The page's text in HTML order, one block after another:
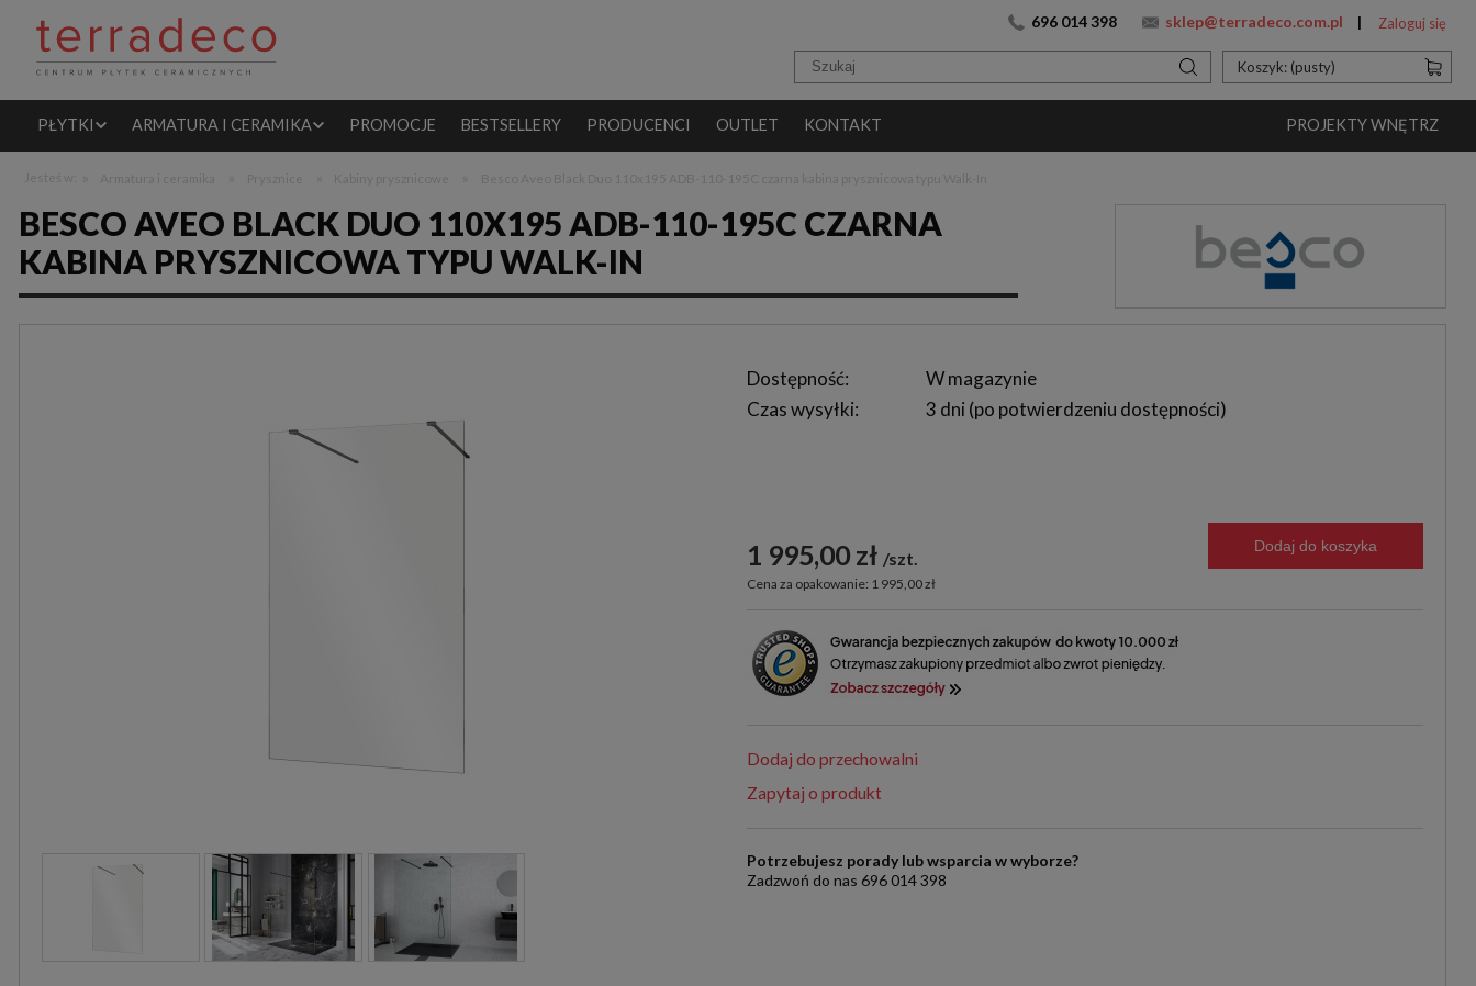
696 014 398 sklep@terradeco.com.pl Zaloguj się
Koszyk: (pusty)
PŁYTKI ARMATURA I CERAMIKA PROMOCJE BESTSELLERY PRODUCENCI OUTLET KONTAKT PROJEKTY WNĘTRZ
BESCO AVEO BLACK DUO 110X195 ADB-110-195C CZARNA
KABINA PRYSZNICOWA TYPU WALK-IN
Dostępność:
W magazynie
Czas wysyłki:
3 dni
1 995,00 zł szt.
Cena za opakowanie: 1 995,00 zł
Dodaj do koszyka
Dodaj do przechowalni
Zapytaj o produkt
Potrzebujesz porady lub wsparcia w wyborze?
Zadzwoń do nas 696 014 398